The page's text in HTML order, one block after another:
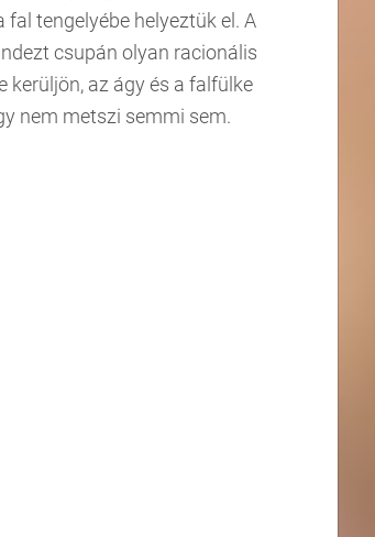
tengelyébe helyeztük el. A
csupán olyan racionális
kerüljön, az ágy és a falfülke
nem metszi semmi sem.